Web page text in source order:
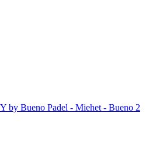
by Bueno Padel - Miehet - Bueno 2